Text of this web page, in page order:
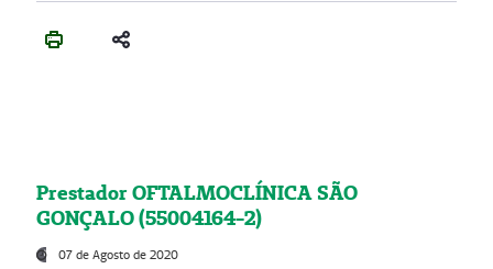
Prestador OFTALMOCLÍNICA SÃO
GONÇALO (55004164-2)
07 de Agosto de 2020